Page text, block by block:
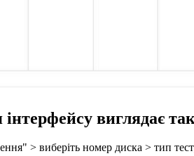
виглядає
> виберіть номер диска > тип